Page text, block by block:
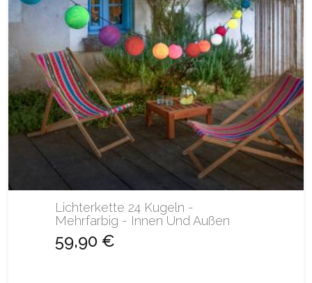
Lichterkette 24 Kugeln -
Mehrfarbig - Innen Und Außen
59,90 €